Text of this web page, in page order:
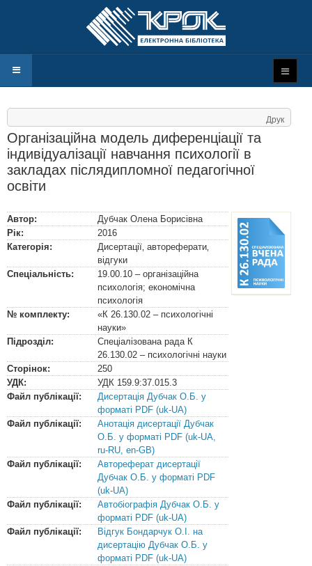
Друк
Організаційна модель диференціації та
індивідуалізації навчання психології в
закладах післядипломної педагогічної
освіти
Автор:
Дубчак Олена Борисівна
Рік:
2016
Категорія:
Дисертації‚ автореферати‚
відгуки
Спеціальність:
19.00.10 – організаційна
психологія; економічна
психологія
№ комплекту:
«К 26.130.02 – психологічні
науки»
Підрозділ:
Спеціалізована рада К
26.130.02 – психологічні науки
Сторінок:
250
УДК:
УДК 159.9:37.015.3
Файл публікації:
Дисертація Дубчак О.Б. у
форматі PDF (uk-UA)
Файл публікації:
Анотація дисертації Дубчак
О.Б. у форматі PDF (uk-UA,
ru-RU, en-GB)
Файл публікації:
Автореферат дисертації
Дубчак О.Б. у форматі PDF
(uk-UA)
Файл публікації:
Автобіографія Дубчак О.Б. у
форматі PDF (uk-UA)
Файл публікації:
Відгук Бондарчук О.І. на
дисертацію Дубчак О.Б. у
форматі PDF (uk-UA)